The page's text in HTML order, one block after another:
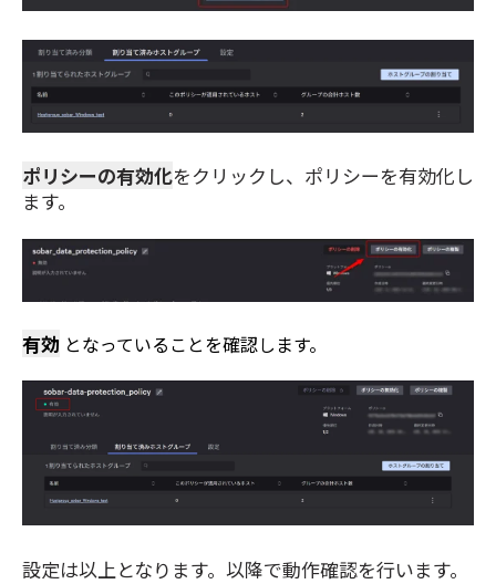
ポリシーの有効化をクリックし、ポリシーを有効化し
ます。
有効 となっていることを確認します。
設定は以上となります。以降で動作確認を行います。